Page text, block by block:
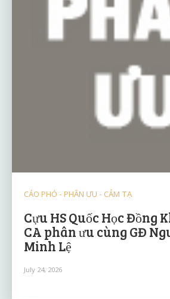
CÁO PHÓ - PHÂN ƯU - CẢM TẠ
Cựu HS Quốc Học Đồng
CA phân ưu cùng GĐ
Minh Lệ
July 24, 2026